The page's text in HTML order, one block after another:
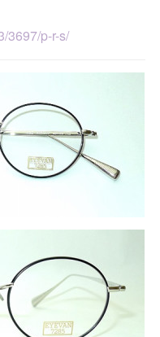
3697/p-r-s/